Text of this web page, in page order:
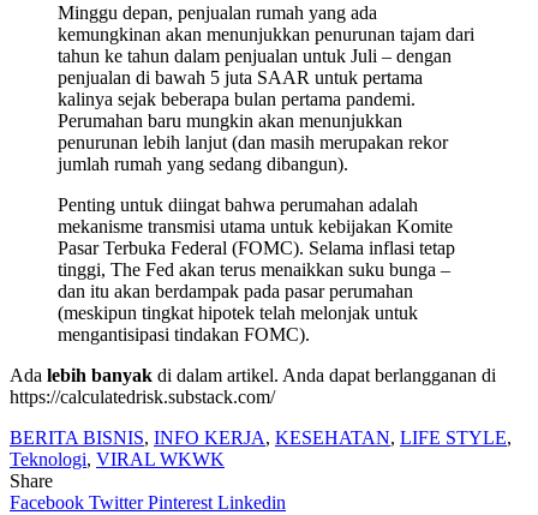
Minggu depan, penjualan rumah yang ada
kemungkinan akan menunjukkan penurunan tajam dari
tahun ke tahun dalam penjualan untuk Juli – dengan
penjualan di bawah 5 juta SAAR untuk pertama
kalinya sejak beberapa bulan pertama pandemi.
Perumahan baru mungkin akan menunjukkan
penurunan lebih lanjut (dan masih merupakan rekor
jumlah rumah yang sedang dibangun).
Penting untuk diingat bahwa perumahan adalah
mekanisme transmisi utama untuk kebijakan Komite
Pasar Terbuka Federal (FOMC). Selama inflasi tetap
tinggi, The Fed akan terus menaikkan suku bunga –
dan itu akan berdampak pada pasar perumahan
(meskipun tingkat hipotek telah melonjak untuk
mengantisipasi tindakan FOMC).
Ada lebih banyak di dalam artikel. Anda dapat berlangganan di
https://calculatedrisk.substack.com/
BERITA BISNIS, INFO KERJA, KESEHATAN, LIFE STYLE,
Teknologi, VIRAL WKWK
Share
Facebook TwitterPinterest Linkedin